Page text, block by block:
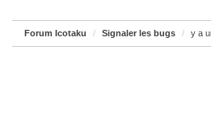
Forum Icotaku Signaler les bugs y a